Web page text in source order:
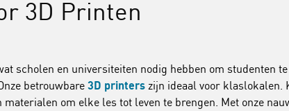
3D Printen
scholen en universiteiten nodig hebben om studenten
betrouwbare 3D printers zijn ideaal voor klaslokalen.
materialen om elke les tot leven te brengen. Met onze